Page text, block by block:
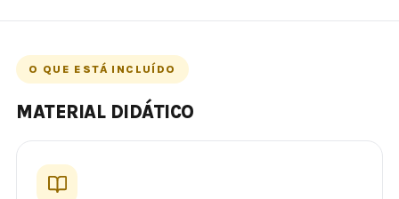
O QUE ESTÁ INCLUÍDO
MATERIAL DIDÁTICO